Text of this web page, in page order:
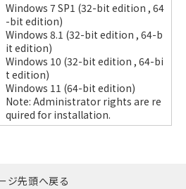
Windows 7 SP1 (32-bit edition , 64
-bit edition)
Windows 8.1 (32-bit edition , 64-b
it edition)
Windows 10 (32-bit edition , 64-bi
t edition)
Windows 11 (64-bit edition)
Note: Administrator rights are re
quired for installation.
ジ先頭へ戻る